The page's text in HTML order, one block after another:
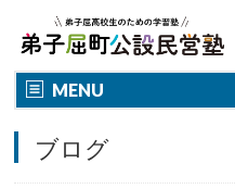
MENU
ブログ